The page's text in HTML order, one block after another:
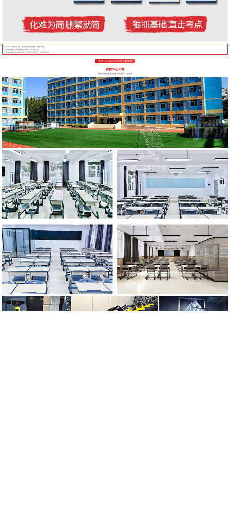
针对不同的高考目标，甄选不同的考点教学，将厚书变薄。
每年根据最新高考考纲修订教材，直击高考考点
狠抓基础知识形成知识网络，便于学生理解记忆，提高学习效率
拨打400-155-6338 | 了解更多
我校中心环境
高标准校园配套设施 高考教育行业标杆